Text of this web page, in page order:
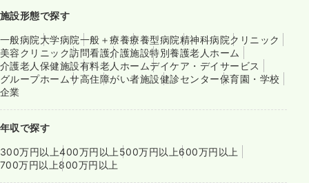
施設形態で探す
一般病院大学病院一般＋療養療養型病院精神科病院クリニック
美容クリニック訪問看護介護施設特別養護老人ホーム
介護老人保健施設有料老人ホームデイケア・デイサービス
グループホームサ高住障がい者施設健診センター保育園・学校
企業
年収で探す
300万円以上400万円以上 500万円以上600万円以上
700万円以上800万円以上